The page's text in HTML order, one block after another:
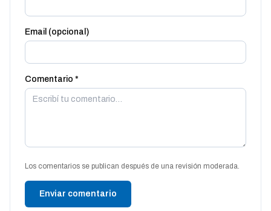
Email (opcional)
Comentario *
Los comentarios se publican después de una revisión moderada.
Enviar comentario